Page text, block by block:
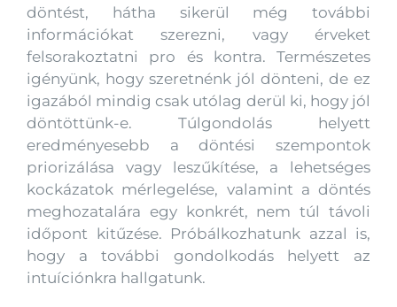
döntést, hátha sikerül még további
információkat szerezni, vagy érveket
felsorakoztatni pro és kontra. Természetes
igényünk, hogy szeretnénk jól dönteni, de ez
igazából mindig csak utólag derül ki, hogy jól
döntöttünk-e. Túlgondolás helyett
eredményesebb a döntési szempontok
priorizálása vagy leszűkítése, a lehetséges
kockázatok mérlegelése, valamint a döntés
meghozatalára egy konkrét, nem túl távoli
időpont kitűzése. Próbálkozhatunk azzal is,
hogy a további gondolkodás helyett az
intuíciónkra hallgatunk.